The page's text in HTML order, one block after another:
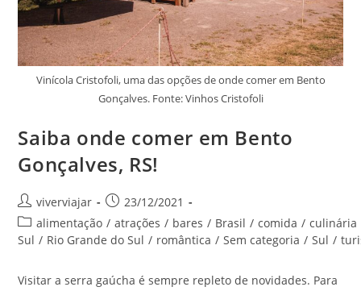
Vinícola Cristofoli, uma das opções de onde comer em Bento
Gonçalves. Fonte: Vinhos Cristofoli
Saiba onde comer em Bento
Gonçalves, RS!
Autor
do
post:
viverviajar
Post
publicado:
23/12/2021
Categoria
do
alimentação / atrações / bares / Brasil / comida / culinária
Sul / Rio Grande do Sul / romântica / Sem categoria / Sul /
Visitar a serra gaúcha é sempre repleto de novidades. Para